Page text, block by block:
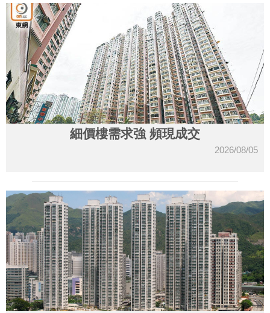
細價樓需求強 頻現成交
2026/08/05